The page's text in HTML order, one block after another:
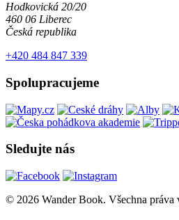
Hodkovická 20/20
460 06 Liberec
Česká republika
+420 484 847 339
Spolupracujeme
Sledujte nás
© 2026 Wander Book. Všechna práva